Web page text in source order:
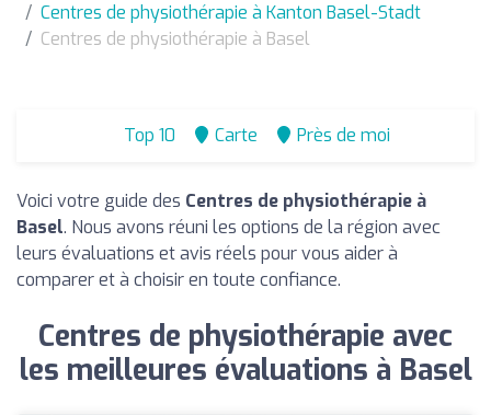
Centres de physiothérapie à Kanton Basel-Stadt
Centres de physiothérapie à Basel
Top 10 Carte Près de moi
Voici votre guide des Centres de physiothérapie à
Basel. Nous avons réuni les options de la région avec
leurs évaluations et avis réels pour vous aider à
comparer et à choisir en toute confiance.
Centres de physiothérapie avec
les meilleures évaluations à Basel